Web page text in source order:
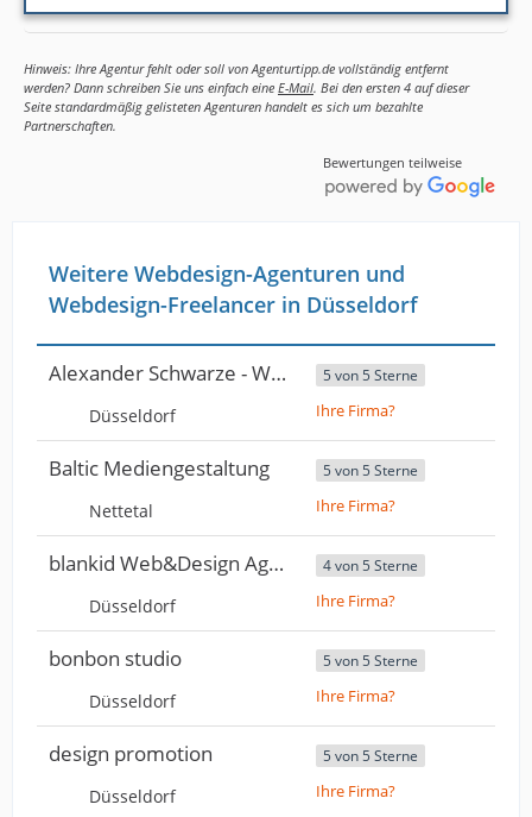
Hinweis: Ihre Agentur fehlt oder soll von Agenturtipp.de vollständig entfernt
werden? Dann schreiben Sie uns einfach eine E-Mail. Bei den ersten 4 auf dieser
Seite standardmäßig gelisteten Agenturen handelt es sich um bezahlte
Partnerschaften.
Bewertungen teilweise
Weitere Webdesign-Agenturen und
Webdesign-Freelancer in Düsseldorf
Alexander Schwarze - Webdesign Düsseldorf
Düsseldorf
5 von 5 Sterne
Ihre Firma?
Baltic Mediengestaltung
Nettetal
5 von 5 Sterne
Ihre Firma?
blankid Web&Design Agentur
Düsseldorf
4 von 5 Sterne
Ihre Firma?
bonbon studio
Düsseldorf
5 von 5 Sterne
Ihre Firma?
design promotion
Düsseldorf
5 von 5 Sterne
Ihre Firma?